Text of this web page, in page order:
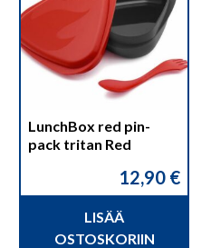
LunchBox red pin-
pack tritan Red
12,90 €
LISÄÄ
OSTOSKORIIN